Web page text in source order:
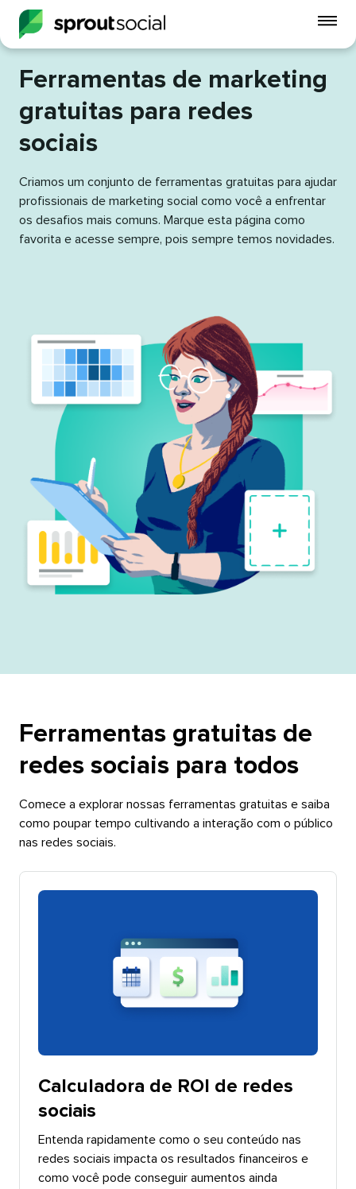
Ferramentas de marketing
gratuitas para redes
sociais​​
Criamos um conjunto de ferramentas gratuitas para ajudar
profissionais de marketing social como você a enfrentar
os desafios mais comuns. Marque esta página como
favorita e acesse sempre, pois sempre temos novidades.​​
Ferramentas gratuitas de
redes sociais para todos​​
Comece a explorar nossas ferramentas gratuitas e saiba
como poupar tempo cultivando a interação com o público
nas redes sociais.​​
Calculadora de ROI de redes
sociais​​
Entenda rapidamente como o seu conteúdo nas
redes sociais impacta os resultados financeiros e
como você pode conseguir aumentos ainda